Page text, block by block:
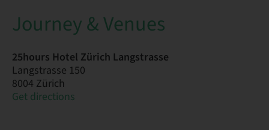
Journey & Venues
25hours Hotel Zürich Langstrasse
Langstrasse 150
8004 Zürich
Get directions